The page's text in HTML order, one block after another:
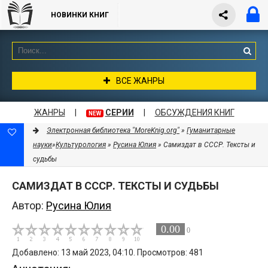
НОВИНКИ КНИГ
ВСЕ ЖАНРЫ
ЖАНРЫ NEW СЕРИИ ОБСУЖДЕНИЯ КНИГ
Электронная библиотека "MoreKnig.org" » Гуманитарные
науки»Культурология » Русина Юлия » Самиздат в СССР. Тексты и
судьбы
САМИЗДАТ В СССР. ТЕКСТЫ И СУДЬБЫ
Автор: Русина Юлия
0.00 0
Добавлено: 13 май 2023, 04:10. Просмотров: 481